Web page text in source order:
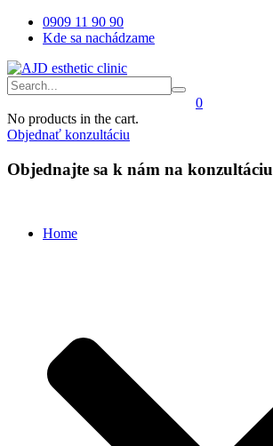
0909 11 90 90
Kde sa nachádzame
0
No products in the cart.
Objednať konzultáciu
Objednajte sa k nám na konzultáciu
Home